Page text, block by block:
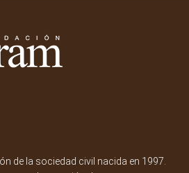
de la sociedad civil nacida en 1997.